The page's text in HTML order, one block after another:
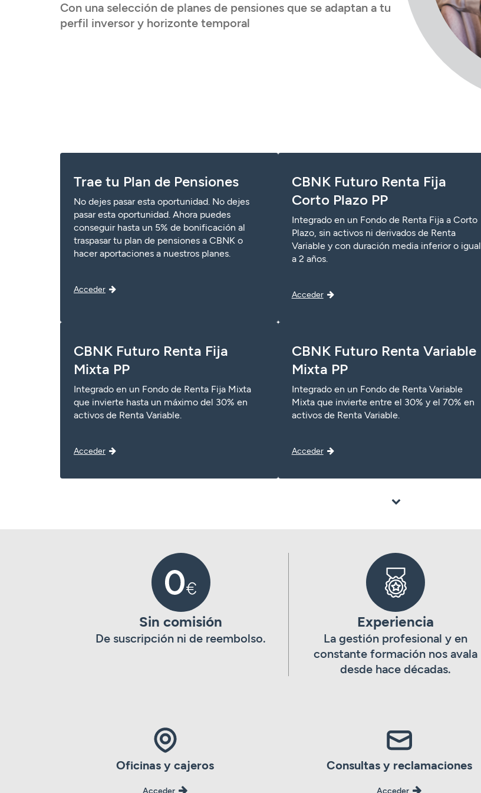
Seguros
Seguros
Servicios
Seguros
Seguros
Con una selección de planes de pensiones que se adaptan a tu
perfil inversor y horizonte temporal
Trae tu Plan de Pensiones
No dejes pasar esta oportunidad. No dejes
pasar esta oportunidad. Ahora puedes
conseguir hasta un 5% de bonificación al
traspasar tu plan de pensiones a CBNK o
hacer aportaciones a nuestros planes.
Acceder
CBNK Futuro Renta Fija
Corto Plazo PP
Integrado en un Fondo de Renta Fija a Corto
Plazo, sin activos ni derivados de Renta
Variable y con duración media inferior o igual
a 2 años.
Acceder
CBNK Futuro Renta Fija
Mixta PP
Integrado en un Fondo de Renta Fija Mixta
que invierte hasta un máximo del 30% en
activos de Renta Variable.
Acceder
CBNK Futuro Renta Variable
Mixta PP
Integrado en un Fondo de Renta Variable
Mixta que invierte entre el 30% y el 70% en
activos de Renta Variable.
Acceder
Sin comisión
De suscripción ni de reembolso.
Experiencia
La gestión profesional y en
constante formación nos avala
desde hace décadas.
Oficinas y cajeros
Acceder
Consultas y reclamaciones
Acceder